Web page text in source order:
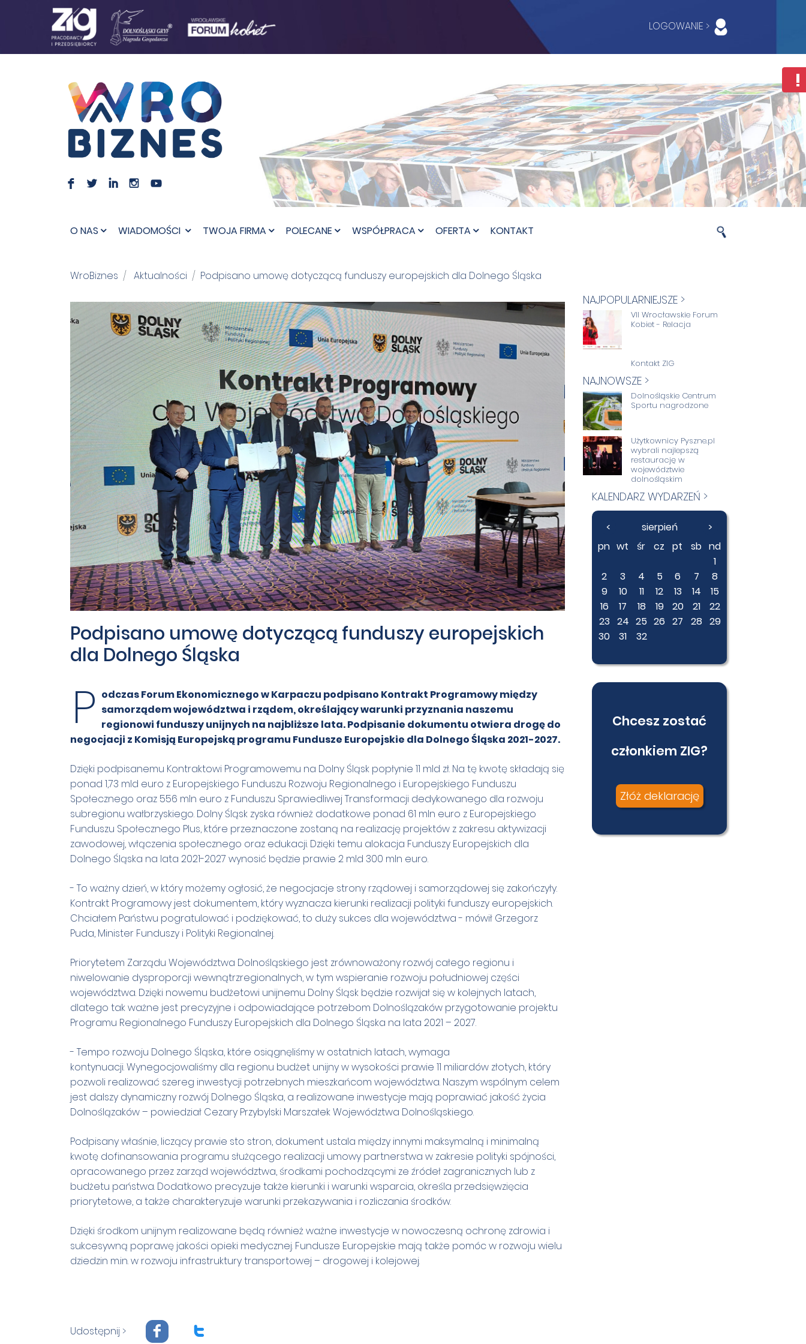
LOGOWANIE >
F L I I
O NAS WIADOMOŚCI TWOJA FIRMA POLECANE WSPÓŁPRACA OFERTA KONTAKT
WroBiznes Aktualności Podpisano umowę dotyczącą funduszy europejskich dla Dolnego Śląska
Podpisano umowę dotyczącą funduszy europejskich
dla Dolnego Śląska
P odczas Forum Ekonomicznego w Karpaczu podpisano Kontrakt Programowy między
samorządem województwa i rządem, określający warunki przyznania naszemu
regionowi funduszy unijnych na najbliższe lata. Podpisanie dokumentu otwiera drogę do
negocjacji z Komisją Europejską programu Fundusze Europejskie dla Dolnego Śląska 2021-2027.
Dzięki podpisanemu Kontraktowi Programowemu na Dolny Śląsk popłynie 11 mld zł. Na tę kwotę składają się
ponad 1,73 mld euro z Europejskiego Funduszu Rozwoju Regionalnego i Europejskiego Funduszu
Społecznego oraz 556 mln euro z Funduszu Sprawiedliwej Transformacji dedykowanego dla rozwoju
subregionu wałbrzyskiego. Dolny Śląsk zyska również dodatkowe ponad 61 mln euro z Europejskiego
Funduszu Społecznego Plus, które przeznaczone zostaną na realizację projektów z zakresu aktywizacji
zawodowej, włączenia społecznego oraz edukacji. Dzięki temu alokacja Funduszy Europejskich dla
Dolnego Śląska na lata 2021-2027 wynosić będzie prawie 2 mld 300 mln euro.
- To ważny dzień, w który możemy ogłosić, że negocjacje strony rządowej i samorządowej się zakończyły.
Kontrakt Programowy jest dokumentem, który wyznacza kierunki realizacji polityki funduszy europejskich.
Chciałem Państwu pogratulować i podziękować, to duży sukces dla województwa - mówił Grzegorz
Puda, Minister Funduszy i Polityki Regionalnej.
Priorytetem Zarządu Województwa Dolnośląskiego jest zrównoważony rozwój całego regionu i
niwelowanie dysproporcji wewnątrzregionalnych, w tym wspieranie rozwoju południowej części
województwa. Dzięki nowemu budżetowi unijnemu Dolny Śląsk będzie rozwijał się w kolejnych latach,
dlatego tak ważne jest precyzyjne i odpowiadające potrzebom Dolnoślązaków przygotowanie projektu
Programu Regionalnego Funduszy Europejskich dla Dolnego Śląska na lata 2021 – 2027.
- Tempo rozwoju Dolnego Śląska, które osiągnęliśmy w ostatnich latach, wymaga
kontynuacji. Wynegocjowaliśmy dla regionu budżet unijny w wysokości prawie 11 miliardów złotych, który
pozwoli realizować szereg inwestycji potrzebnych mieszkańcom województwa. Naszym wspólnym celem
jest dalszy dynamiczny rozwój Dolnego Śląska, a realizowane inwestycje mają poprawiać jakość życia
Dolnoślązaków – powiedział Cezary Przybylski Marszałek Województwa Dolnośląskiego.
Podpisany właśnie, liczący prawie sto stron, dokument ustala między innymi maksymalną i minimalną
kwotę dofinansowania programu służącego realizacji umowy partnerstwa w zakresie polityki spójności,
opracowanego przez zarząd województwa, środkami pochodzącymi ze źródeł zagranicznych lub z
budżetu państwa. Dodatkowo precyzuje także kierunki i warunki wsparcia, określa przedsięwzięcia
priorytetowe, a także charakteryzuje warunki przekazywania i rozliczania środków.
Dzięki środkom unijnym realizowane będą również ważne inwestycje w nowoczesną ochronę zdrowia i
sukcesywną poprawę jakości opieki medycznej. Fundusze Europejskie mają także pomóc w rozwoju wielu
dziedzin m.in. w rozwoju infrastruktury transportowej – drogowej i kolejowej.
Udostępnij > F T
NAJPOPULARNIEJSZE >
VII Wrocławskie Forum
Kobiet - Relacja
Kontakt ZIG
NAJNOWSZE >
Dolnośląskie Centrum
Sportu nagrodzone
Użytkownicy Pyszne.pl
wybrali najlepszą
restaurację w
województwie
dolnośląskim
KALENDARZ WYDARZEŃ >
< sierpień
>
pn wt śr cz pt sb nd
1
2
3 4 5 6 7
8
9
10 11 12 13 14
15
16
17 18 19 20 21
22
23 24 25 26 27 28 29
30
31 32
Chcesz zostać
członkiem ZIG?
Złóż deklarację